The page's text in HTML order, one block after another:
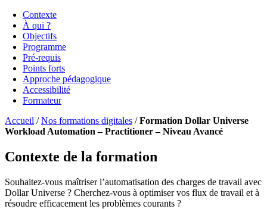
Contexte
À qui ?
Objectifs
Programme
Pré-requis
Points forts
Approche pédagogique
Accessibilité
Formateur
Accueil /Nos formations digitales /Formation Dollar Universe
Workload Automation – Practitioner – Niveau Avancé
Contexte de la formation
Souhaitez-vous maîtriser l’automatisation des charges de travail avec
Dollar Universe ? Cherchez-vous à optimiser vos flux de travail et à
résoudre efficacement les problèmes courants ?